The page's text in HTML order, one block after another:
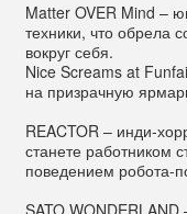
Matter OVER Mind –
техники, что обрела
вокруг себя.
Nice Screams at
на призрачную
REACTOR – инди-
станете работником
поведением робота-
SATO